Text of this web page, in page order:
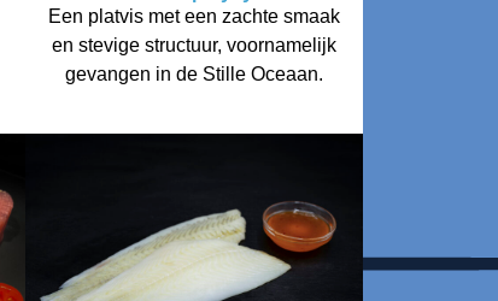
Een platvis met een zachte smaak
en stevige structuur, voornamelijk
gevangen in de Stille Oceaan.